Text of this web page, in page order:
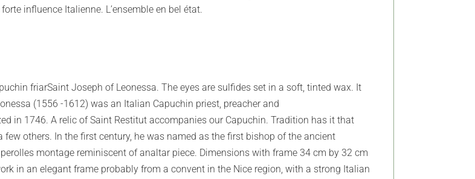
influence Italienne. L’ensemble en bel état.
friarSaint Joseph of Leonessa. The eyes are sulfides set in a soft, tinted wax. It
(1556 -1612) was an Italian Capuchin priest, preacher and
in 1746. A relic of Saint Restitut accompanies our Capuchin. Tradition has it that
others. In the first century, he was named as the first bishop of the ancient
montage reminiscent of analtar piece. Dimensions with frame 34 cm by 32 cm
in an elegant frame probably from a convent in the Nice region, with a strong Italian